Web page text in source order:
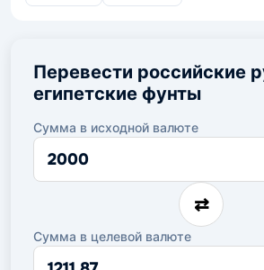
Перевести российские
египетские фунты
Сумма в исходной валюте
Сумма
исходной
⇄
Сумма в целевой валюте
Сумма